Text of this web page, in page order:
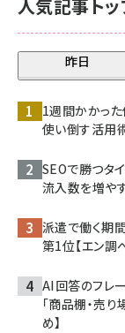
人気記事ト
昨日
1週間かかっ
使い倒す活用
SEOで勝つタ
流入数を増や
派遣で働く期
第1位【エン調
AI回答のフレ
「商品棚・売
め】